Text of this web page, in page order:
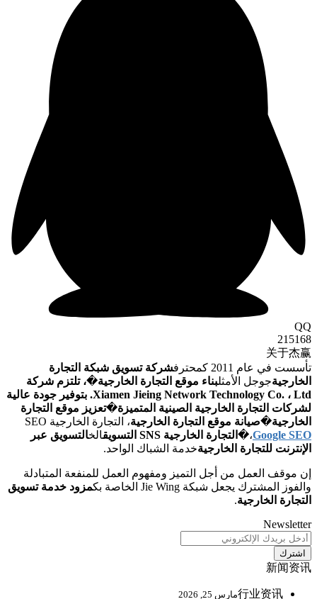
التجارة
�، تلتزم شركة
Xiamen Jieing Network Technology Co. ، Ltd. بتوفير جودة عالية
تعزيز موقع التجارة
، التجارة الخارجية SEO
الخالتسويق عبر
المتبادلة
مزود خدمة تسويق